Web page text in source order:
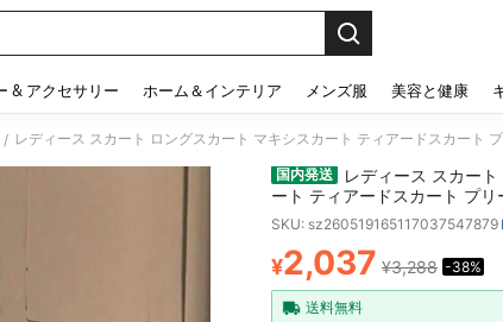
& アクセサリー ホーム＆インテリア メンズ服 美容と健康
/
国内発送
レディース スカー
ート ティアードスカート プ
ト フレアスカート 総柄 レト
ング マキシ ウエストゴム ハ
脚長効果 華奢見え ゆったり
カジュアル 大人カジュアル
行 リゾート ワンマイルウェ
らさら おしゃれ かわいい
SKU: sz260519165117037547879
PRICE AND
¥2,037 ¥3,288 -38%
送料無料